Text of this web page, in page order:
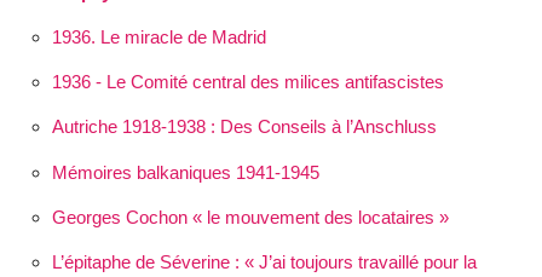
1936. Le miracle de Madrid
1936 - Le Comité central des milices antifascistes
Autriche 1918-1938 : Des Conseils à l’Anschluss
Mémoires balkaniques 1941-1945
Georges Cochon « le mouvement des locataires »
L’épitaphe de Séverine :
J’ai toujours travaillé pour la